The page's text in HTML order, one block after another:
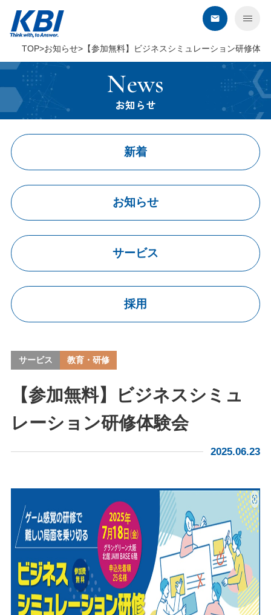
KBIについて
サービス
デジタル・オンライン
コンタクトセンター
セールスプロモーション
建築・環境・調査
エネルギー企業さま向けサービス
導入実績
お知らせ
コラム
採用情報
TOP お知らせ 【参加無料】ビジネスシミュレーション研修体験
News
お知らせ
新着
お知らせ
サービス
採用
サービス 教育・研修
【参加無料】ビジネスシミュ
レーション研修体験会
2025.06.23